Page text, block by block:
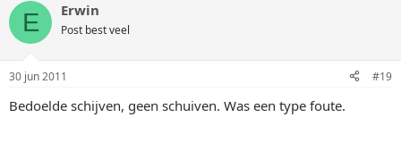
E Erwin
Post best veel
30 jun 2011 #19
Bedoelde schijven, geen schuiven. Was een type foute.